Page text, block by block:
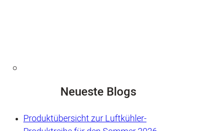
Neueste Blogs
Produktübersicht zur Luftkühler-